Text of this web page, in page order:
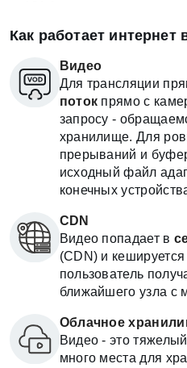
Как работает интернет
Видео
Для трансляции
поток прямо с
запросу -
хранилище.Для
прерываний и
исходный файл
конечных
CDN
Видео попадает в
(CDN) и
пользователь
ближайшего узла с
Облачное
Видео - это
много места для